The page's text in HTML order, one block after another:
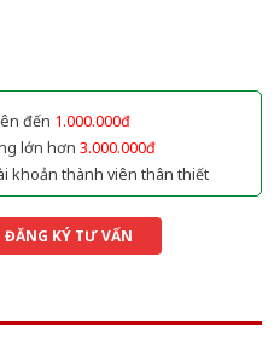
đến 1.000.000đ
lớn hơn 3.000.000đ
khoản thành viên thân thiết
ĐĂNG KÝ TƯ VẤN